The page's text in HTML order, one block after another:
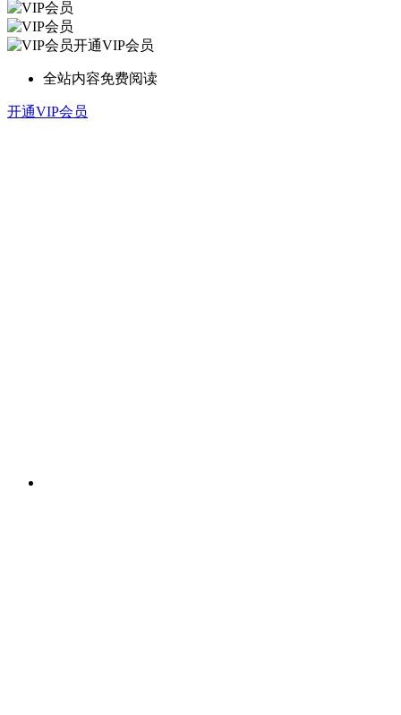
开通VIP会员
全站内容免费阅读
开通VIP会员